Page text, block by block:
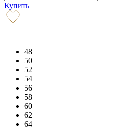
Купить
48
50
52
54
56
58
60
62
64